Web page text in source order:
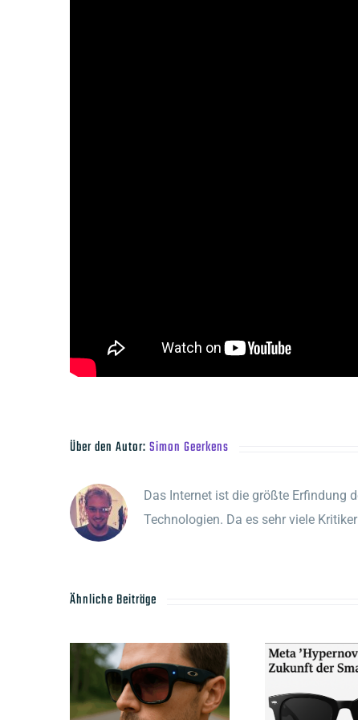
Über den Autor:Simon Geerkens
Das Internet ist die größte Erfindung
Technologien. Da es sehr viele
Ähnliche Beiträge